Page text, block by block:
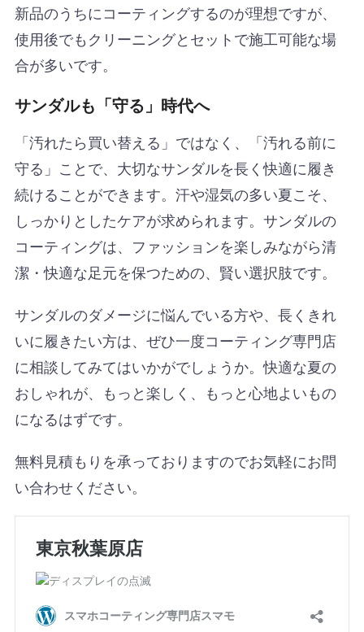
新品のうちにコーティングするのが理想ですが、
使用後でもクリーニングとセットで施工可能な場
合が多いです。
サンダルも「守る」時代へ
「汚れたら買い替える」ではなく、「汚れる前に
守る」ことで、大切なサンダルを長く快適に履き
続けることができます。汗や湿気の多い夏こそ、
しっかりとしたケアが求められます。サンダルの
コーティングは、ファッションを楽しみながら清
潔・快適な足元を保つための、賢い選択肢です。
サンダルのダメージに悩んでいる方や、長くきれ
いに履きたい方は、ぜひ一度コーティング専門店
に相談してみてはいかがでしょうか。快適な夏の
おしゃれが、もっと楽しく、もっと心地よいもの
になるはずです。
無料見積もりを承っておりますのでお気軽にお問
い合わせください。